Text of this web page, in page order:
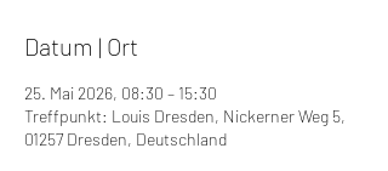
Datum | Ort
25. Mai 2026, 08:30 – 15:30
Treffpunkt: Louis Dresden, Nickerner Weg 5,
01257 Dresden, Deutschland